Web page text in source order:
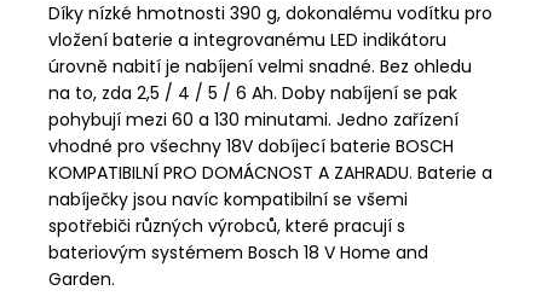
Díky nízké hmotnosti 390 g, dokonalému vodítku pro
vložení baterie a integrovanému LED indikátoru
úrovně nabití je nabíjení velmi snadné. Bez ohledu
na to, zda 2,5 / 4 / 5 / 6 Ah. Doby nabíjení se pak
pohybují mezi 60 a 130 minutami. Jedno zařízení
vhodné pro všechny 18V dobíjecí baterie BOSCH
KOMPATIBILNÍ PRO DOMÁCNOST A ZAHRADU. Baterie a
nabíječky jsou navíc kompatibilní se všemi
spotřebiči různých výrobců, které pracují s
bateriovým systémem Bosch 18 V Home and
Garden.